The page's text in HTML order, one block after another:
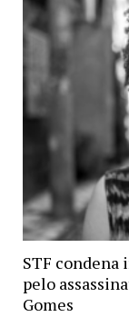
STF condena
pelo
Gomes